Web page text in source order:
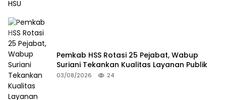
Pemkab HSS Rotasi 25 Pejabat, Wabup
Suriani Tekankan Kualitas Layanan Publik
03/08/2026 24